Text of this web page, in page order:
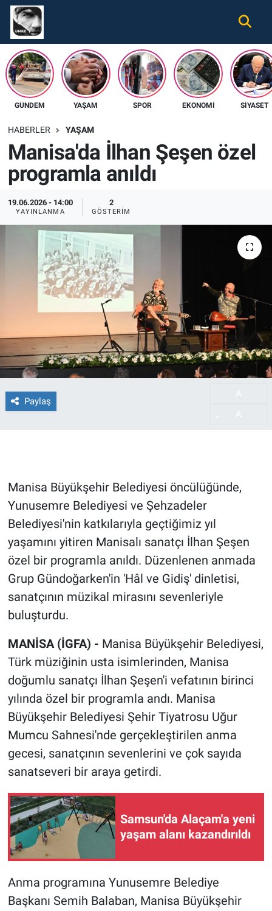
GÜNDEM YAŞAM SPOR EKONOMI SIYASET
HABERLER YAŞAM
Manisa'da İlhan Şeşen özel
programla anıldı
19.06.2026 - 14:00
YAYINLANMA
2
GÖSTERIM
Paylaş
Manisa Büyükşehir Belediyesi öncülüğünde,
Yunusemre Belediyesi ve Şehzadeler
Belediyesi'nin katkılarıyla geçtiğimiz yıl
yaşamını yitiren Manisalı sanatçı İlhan Şeşen
özel bir programla anıldı. Düzenlenen anmada
Grup Gündoğarken'in 'Hâl ve Gidiş' dinletisi,
sanatçının müzikal mirasını sevenleriyle
buluşturdu.
MANİSA (İGFA) - Manisa Büyükşehir Belediyesi,
Türk müziğinin usta isimlerinden, Manisa
doğumlu sanatçı İlhan Şeşen'i vefatının birinci
yılında özel bir programla andı. Manisa
Büyükşehir Belediyesi Şehir Tiyatrosu Uğur
Mumcu Sahnesi'nde gerçekleştirilen anma
gecesi, sanatçının sevenlerini ve çok sayıda
sanatseveri bir araya getirdi.
Samsun'da Alaçam'a yeni
yaşam alanı kazandırıldı
Anma programına Yunusemre Belediye
Başkanı Semih Balaban, Manisa Büyükşehir
Gündem
Ekonomi
Spor
Tüm Haberler
İletişim
Künye
Nöbetçi Eczaneler
Hava Durumu
Namaz Vakitleri
Süper Lig Puan Durumu ve Fikstür
Tüm Manşetler
Son Dakika Haberleri
Haber Arşivi